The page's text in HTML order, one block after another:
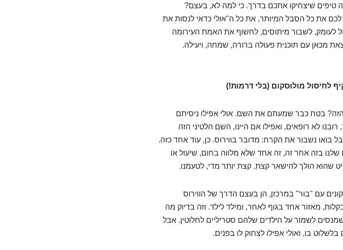
טיפים שיצחיקו אתכם בדרך. כי למה לא, בעצם?
את כל הסבל המיותר, את כל ה"אולי כדאי לנסות את
לעומק, לשבור מיתוסים, לחשוף את האמת העירומה
מכאן עם תוכנית פעולה ברורה, שמחה, ויעילה.
לחיסול מולוסקום (בלי דרמות!)
הזה? בטח כבר שמעתם את השם. אולי אפילו ניסיתם
לא רופאים, ואפילו אם היינו, השם הלטיני הזה
נשבור את הקרח: מדובר בווירוס. כן, עוד אחד כזה.
שלנו בזה אחר זה, זה אחד שלא מלווה בחום, שיעול או
שהוא הולך להישאר קצת. קצת יותר מדי, לטעמנו.
עם "בור" במרכזן, הן בעצם הדרך של הווירוס
מאזור אחד בגוף לאחר, ומילד לילד. וזה בדיוק מה
לשמור על הילדים שלהם סטריליים לחלוטין. אבל
בו, ואולי אפילו לצחוק לו בפנים.